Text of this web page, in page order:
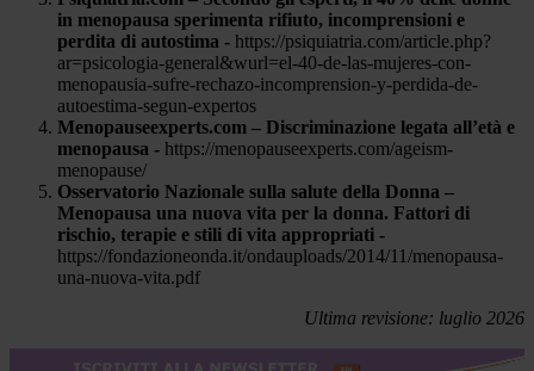
in menopausa sperimenta rifiuto, incomprensioni e
perdita di autostima - https://psiquiatria.com/article.php?
ar=psicologia-general&wurl=el-40-de-las-mujeres-con-
menopausia-sufre-rechazo-incomprension-y-perdida-de-
autoestima-segun-expertos
Menopauseexperts.com – Discriminazione legata all’età e
menopausa - https://menopauseexperts.com/ageism-
menopause/
Osservatorio Nazionale sulla salute della Donna –
Menopausa una nuova vita per la donna. Fattori di
rischio, terapie e stili di vita appropriati -
https://fondazioneonda.it/ondauploads/2014/11/menopausa-
una-nuova-vita.pdf
Ultima revisione: luglio 2026